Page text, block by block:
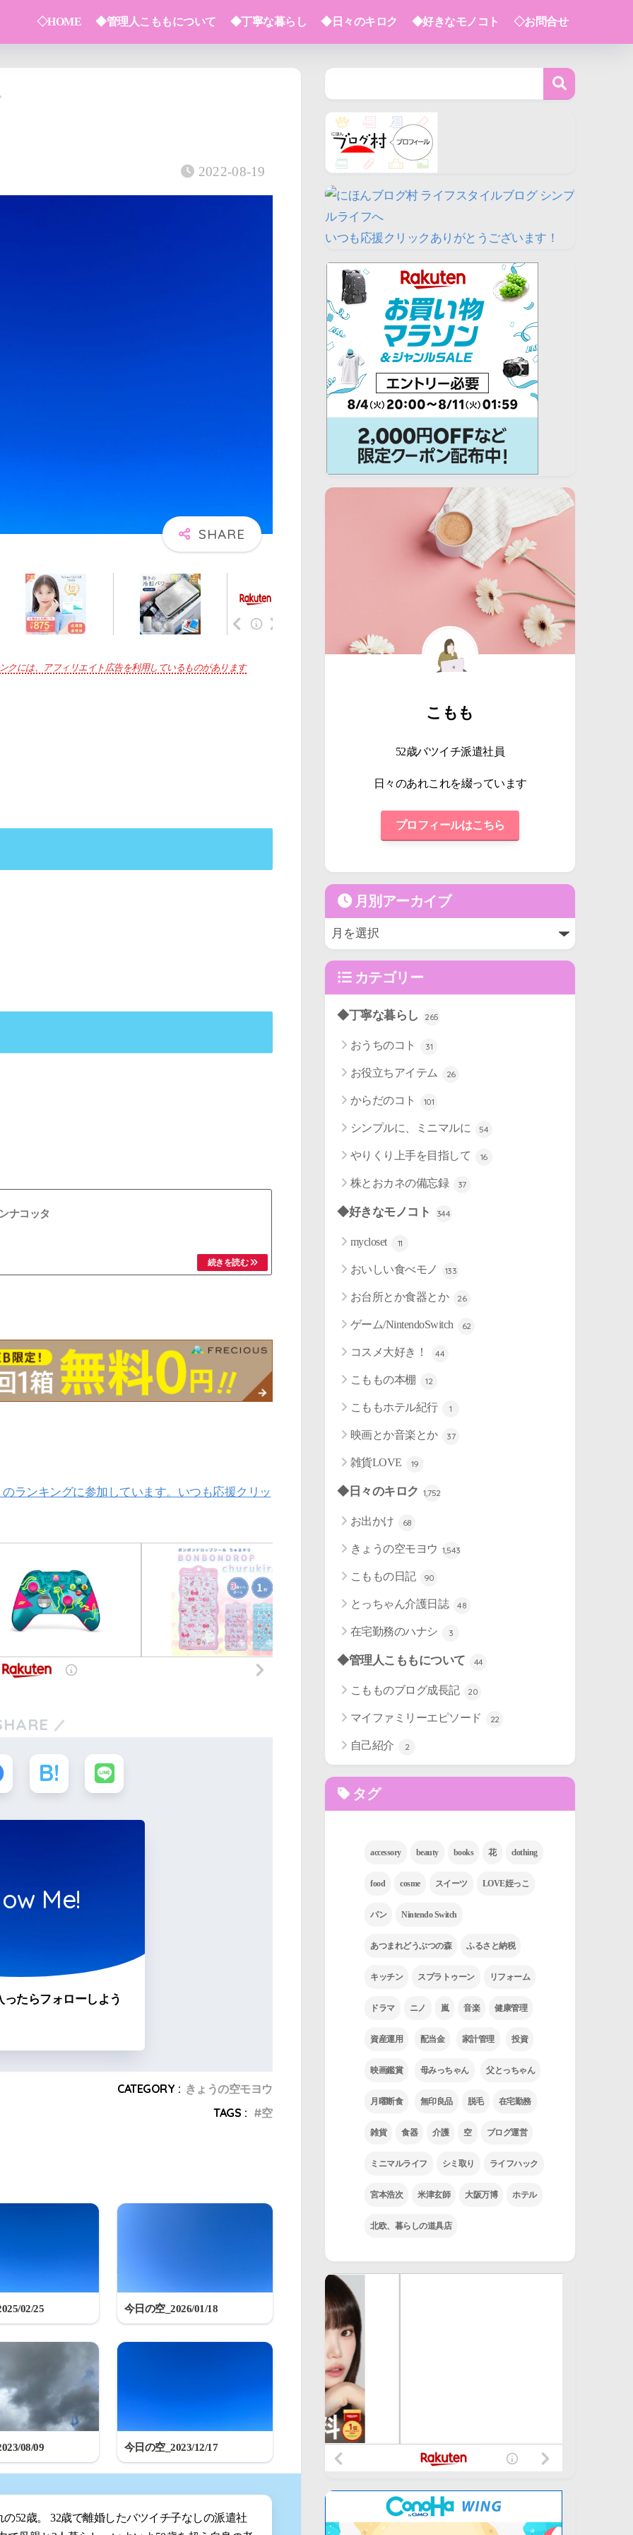
◇HOME ◆管理人こももについて ◆丁寧な暮らし ◆日々のキロク ◆好きなモノコト ◇お問合せ
2022-08-19
クには、アフィリエイト広告を利用しているものがあります
ナコッタ
ランキングに参加しています。いつも応援クリッ
Me!
たらフォローしよう
CATEGORY : きょうの空モヨウ
TAGS :
空
02/25 今日の空_2026/01/18
08/09 今日の空_2023/12/17
の52歳。 32歳で離婚したバツイチ子なしの派遣社
いつも応援クリックありがとうございます！
こもも
52歳バツイチ派遣社員
日々のあれこれを綴っています
プロフィールはこちら
月別アーカイブ
カテゴリー
◆丁寧な暮らし 265
おうちのコト 31
お役立ちアイテム 26
からだのコト 101
シンプルに、ミニマルに 54
やりくり上手を目指して 16
株とおカネの備忘録 37
◆好きなモノコト 344
mycloset 11
おいしい食べモノ 133
お台所とか食器とか 26
ゲーム/NintendoSwitch 62
コスメ大好き！ 44
こももの本棚 12
こももホテル紀行 1
映画とか音楽とか 37
雑貨LOVE 19
◆日々のキロク 1,752
お出かけ 68
きょうの空モヨウ 1,543
こももの日記 90
とっちゃん介護日誌 48
在宅勤務のハナシ 3
◆管理人こももについて 44
こもものブログ成長記 20
マイファミリーエピソード 22
自己紹介 2
タグ
accessory beauty books 花 clothing
food cosme スイーツ LOVE姪っこ
パン Nintendo Switch
あつまれどうぶつの森 ふるさと納税
キッチン スプラトゥーン リフォーム
ドラマ ニノ 嵐 音楽 健康管理
資産運用 配当金 家計管理 投資
映画鑑賞 母みっちゃん 父とっちゃん
月曜断食 無印良品 脱毛 在宅勤務
雑貨 食器 介護 空 ブログ運営
ミニマルライフ シミ取り ライフハック
宮本浩次 米津玄師 大阪万博 ホテル
北欧、暮らしの道具店